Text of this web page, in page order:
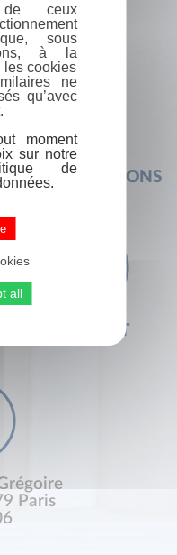
AUX QUESTIONS
CONTACT
Paris
de ceux
sous
à la
les cookies
ne
qu’avec
moment
sur notre
de
all